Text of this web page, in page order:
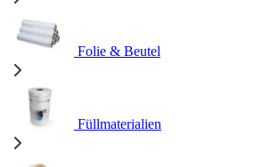
Folie & Beutel
Füllmaterialien